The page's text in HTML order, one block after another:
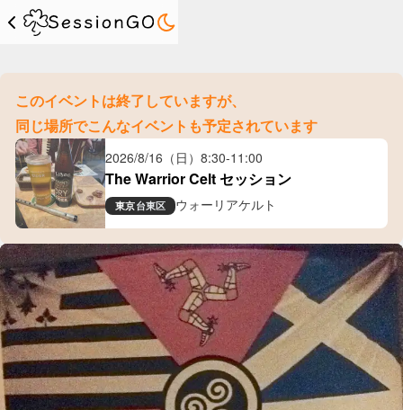
このイベントは終了していますが、
同じ場所でこんなイベントも予定されています
2026/8/16（日） 8:30-11:00
The Warrior Celt セッション
東京台東区 ウォーリアケルト